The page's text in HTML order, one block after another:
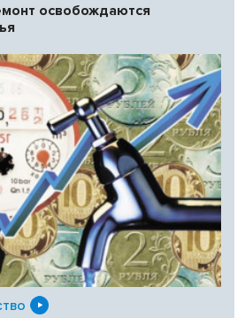
освобождаются